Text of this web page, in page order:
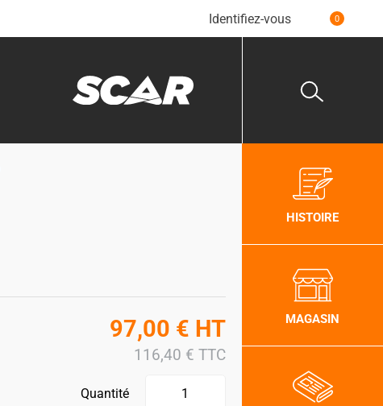
Identifiez-vous 0
97,00 € HT
116,40 € TTC
Quantité
HISTOIRE
MAGASIN